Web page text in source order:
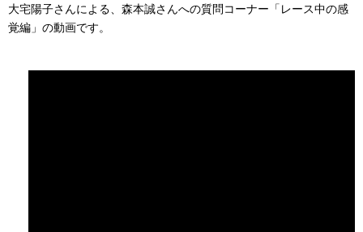
大宅陽子さんによる、森本誠さんへの質問コーナー「レース中の感
覚編」の動画です。